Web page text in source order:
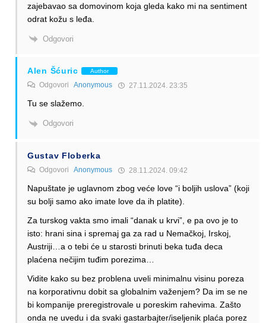
zajebavao sa domovinom koja gleda kako mi na sentiment
odrat kožu s leđa.
Odgovori
Alen Šćuric Author
Odgovori Anonymous 27.11.2024. 23:35
Tu se slažemo.
Odgovori
Gustav Floberka
Odgovori Anonymous 28.11.2024. 09:42
Napuštate je uglavnom zbog veće love “i boljih uslova” (koji
su bolji samo ako imate love da ih platite).
Za turskog vakta smo imali “danak u krvi”, e pa ovo je to
isto: hrani sina i spremaj ga za rad u Nemačkoj, Irskoj,
Austriji…a o tebi će u starosti brinuti beka tuđa deca
plaćena nečijim tuđim porezima…
Vidite kako su bez problena uveli minimalnu visinu poreza
na korporativnu dobit sa globalnim važenjem? Da im se ne
bi kompanije preregistrovale u poreskim rahevima. Zašto
onda ne uvedu i da svaki gastarbajter/iseljenik plaća porez